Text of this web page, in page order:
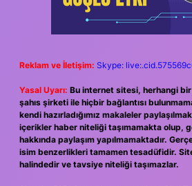
Reklam ve İletişim: Skype:
Yasal Uyarı: Bu internet sitesi, herhangi
şahıs şirketi ile hiçbir bağlantısı
kendi hazırladığımız makaleler
içerikler haber niteliği taşımamakta olup,
hakkında paylaşım yapılmamaktadır.
isim benzerlikleri tamamen tesadüfidir.
halindedir ve tavsiye niteliği taşımazlar.